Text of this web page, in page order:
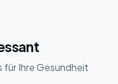
für Ihre Gesundheit